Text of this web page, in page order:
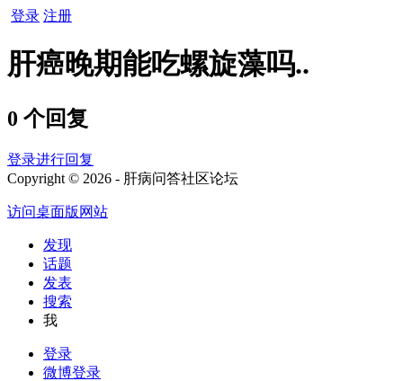
登录 注册
肝癌晚期能吃螺旋藻吗..
0 个回复
登录进行回复
Copyright © 2026 - 肝病问答社区论坛
访问桌面版网站
发现
话题
发表
搜索
我
登录
微博登录